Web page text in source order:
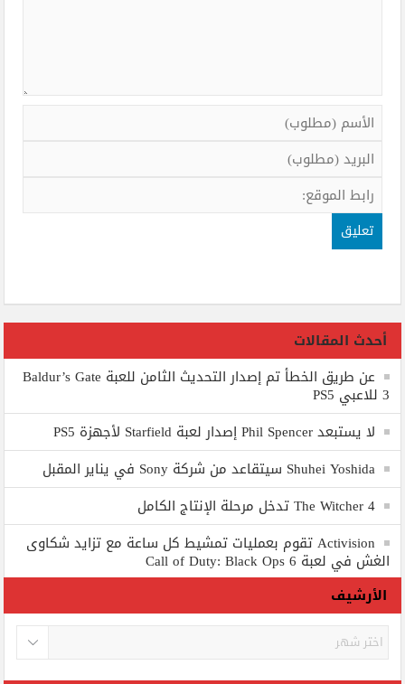
أحدث المقالات
عن طريق الخطأ تم إصدار التحديث الثامن للعبة Baldur’s Gate
3 للاعبي PS5
لا يستبعد Phil Spencer إصدار لعبة Starfield لأجهزة PS5
Shuhei Yoshida سيتقاعد من شركة Sony في يناير المقبل
The Witcher 4 تدخل مرحلة الإنتاج الكامل
Activision تقوم بعمليات تمشيط كل ساعة مع تزايد شكاوى
الغش في لعبة Call of Duty: Black Ops 6
الأرشيف
الأرشيف